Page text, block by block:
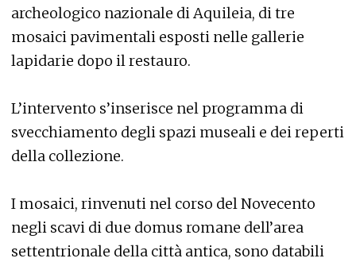
archeologico nazionale di Aquileia, di tre
mosaici pavimentali esposti nelle gallerie
lapidarie dopo il restauro.
L’intervento s’inserisce nel programma di
svecchiamento degli spazi museali e dei reperti
della collezione.
I mosaici, rinvenuti nel corso del Novecento
negli scavi di due domus romane dell’area
settentrionale della città antica, sono databili